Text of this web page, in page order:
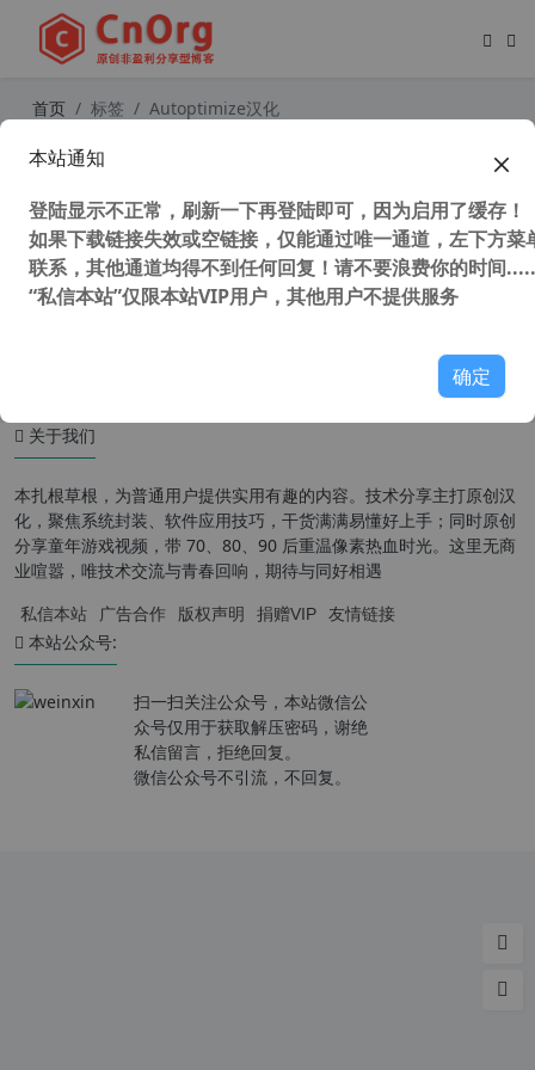
首页 标签 Autoptimize汉化
关于我们
本扎根草根，为普通用户提供实用有趣的内容。技术分享主打原创汉
化，聚焦系统封装、软件应用技巧，干货满满易懂好上手；同时原创
分享童年游戏视频，带 70、80、90 后重温像素热血时光。这里无商
业喧嚣，唯技术交流与青春回响，期待与同好相遇
私信本站 广告合作 版权声明 捐赠VIP 友情链接
本站公众号:
扫一扫关注公众号，本站微信公
众号仅用于获取解压密码，谢绝
私信留言，拒绝回复。
微信公众号不引流，不回复。
本站通知
登陆显示不正常，刷新一下再登陆即可，因为启用了缓存！
如果下载链接失效或空链接，仅能通过唯一通道，左下方菜
联系，其他通道均得不到任何回复！请不要浪费你的时间
“私信本站”仅限本站VIP用户，其他用户不提供服务
确定